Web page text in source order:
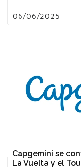
06/06/2025
Capgemini se
La Vuelta y el